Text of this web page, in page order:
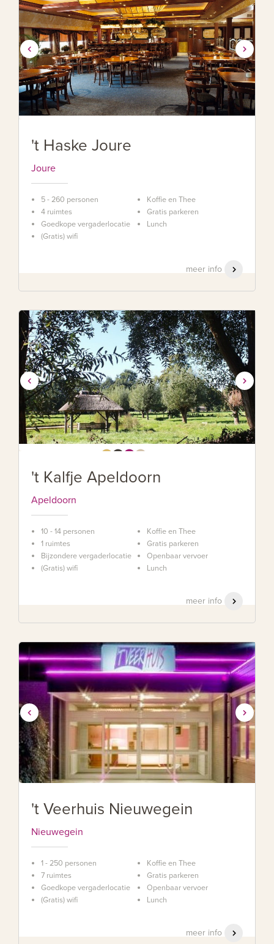
't Haske Joure
Joure
5 - 260 personen
4 ruimtes
Goedkope vergaderlocatie
(Gratis) wifi
Koffie en Thee
Gratis parkeren
Lunch
meer info
't Kalfje Apeldoorn
Apeldoorn
10 - 14 personen
1 ruimtes
Bijzondere vergaderlocatie
(Gratis) wifi
Koffie en Thee
Gratis parkeren
Openbaar vervoer
Lunch
meer info
't Veerhuis Nieuwegein
Nieuwegein
1 - 250 personen
7 ruimtes
Goedkope vergaderlocatie
(Gratis) wifi
Koffie en Thee
Gratis parkeren
Openbaar vervoer
Lunch
meer info